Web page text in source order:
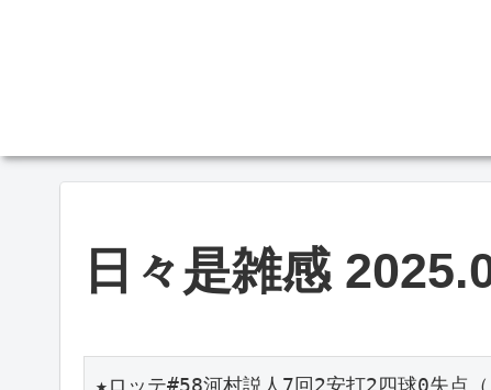
日々是雑感
★ロッテ#58河村説人7回2安打2四球0失点